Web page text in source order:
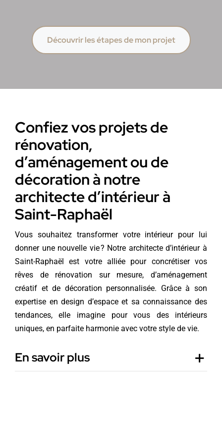
Découvrir les étapes de mon projet
Confiez vos projets de
rénovation,
d’aménagement ou de
décoration à notre
architecte d’intérieur à
Saint-Raphaël
Vous souhaitez transformer votre intérieur pour lui
donner une nouvelle vie ? Notre architecte d’intérieur à
Saint-Raphaël est votre alliée pour concrétiser vos
rêves de rénovation sur mesure, d’aménagement
créatif et de décoration personnalisée. Grâce à son
expertise en design d’espace et sa connaissance des
tendances, elle imagine pour vous des intérieurs
uniques, en parfaite harmonie avec votre style de vie.
En savoir plus